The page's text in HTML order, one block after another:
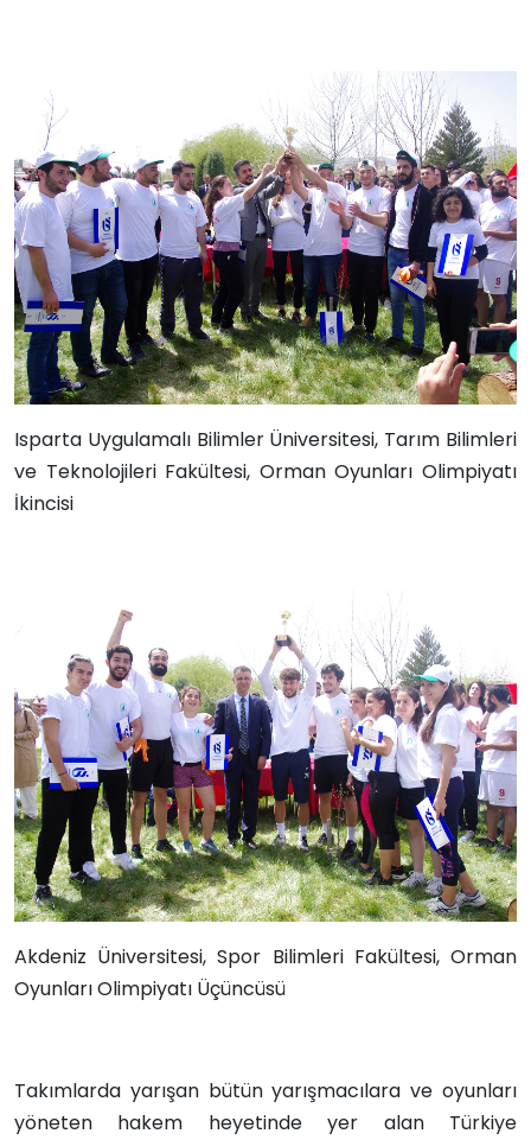
Isparta Uygulamalı Bilimler Üniversitesi, Tarım Bilimleri
ve Teknolojileri Fakültesi, Orman Oyunları Olimpiyatı
İkincisi
Akdeniz Üniversitesi,Spor Bilimleri Fakültesi,Orman
Oyunları Olimpiyatı Üçüncüsü
Takımlarda yarışan bütün yarışmacılara ve oyunları
yöneten hakem heyetinde yer alan Türkiye